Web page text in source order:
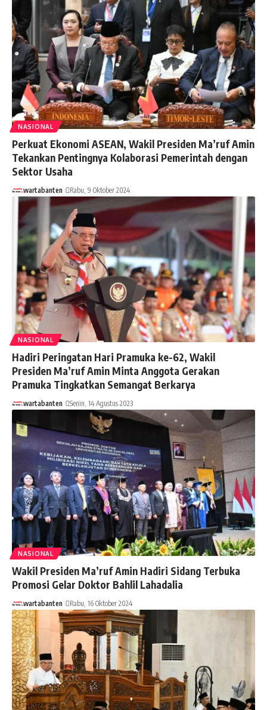
NASIONAL
Perkuat Ekonomi ASEAN, Wakil Presiden Ma’ruf Amin
Tekankan Pentingnya Kolaborasi Pemerintah dengan
Sektor Usaha
wartabanten Rabu, 9 Oktober 2024
NASIONAL
Hadiri Peringatan Hari Pramuka ke-62, Wakil
Presiden Ma’ruf Amin Minta Anggota Gerakan
Pramuka Tingkatkan Semangat Berkarya
wartabanten Senin, 14 Agustus 2023
NASIONAL
Wakil Presiden Ma’ruf Amin Hadiri Sidang Terbuka
Promosi Gelar Doktor Bahlil Lahadalia
wartabanten Rabu, 16 Oktober 2024